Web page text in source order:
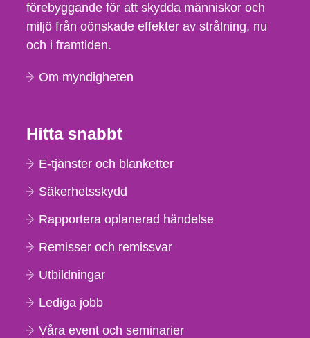
förebyggande för att skydda människor och
miljö från oönskade effekter av strålning, nu
och i framtiden.
Om myndigheten
Hitta snabbt
E-tjänster och blanketter
Säkerhetsskydd
Rapportera oplanerad händelse
Remisser och remissvar
Utbildningar
Lediga jobb
Våra event och seminarier